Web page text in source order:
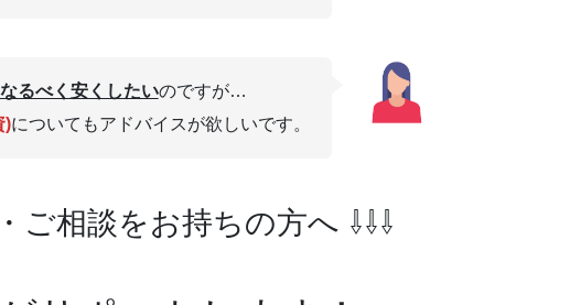
るべく安くしたいのですが…
)についてもアドバイスが欲しいです。
ご相談をお持ちの方へ ⇩⇩⇩